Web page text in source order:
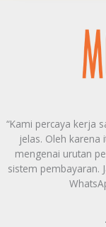
“Kami percaya kerja
jelas. Oleh karena
mengenai urutan
sistem pembayaran.